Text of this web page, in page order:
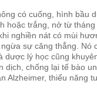
có cuống, hình bầu
hoặc trắng, nở từ tháng
nghiền nát có mùi
sự căng thẳng. Nó
dược lý học cũng
dịch, chống lại tế bào
Alzheimer, thiểu năng